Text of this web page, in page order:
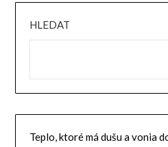
HLEDAT
Teplo, ktoré má dušu a vonia